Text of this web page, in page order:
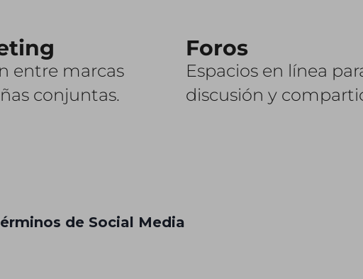
entre marcas
conjuntas.
Foros
Espacios en línea
discusión y
de Social Media